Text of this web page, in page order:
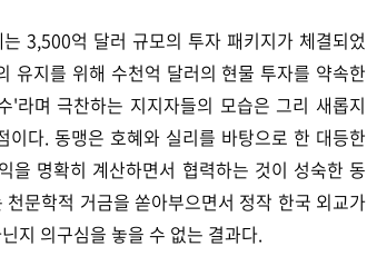
3,500억 달러 규모의 투자 패키지가 체결되었
유지를 위해 수천억 달러의 현물 투자를 약속한
라며 극찬하는 지지자들의 모습은 그리 새롭지
다. 동맹은 호혜와 실리를 바탕으로 한 대등한
을 명확히 계산하면서 협력하는 것이 성숙한 동
문학적 거금을 쏟아부으면서 정작 한국 외교가
지 의구심을 놓을 수 없는 결과다.